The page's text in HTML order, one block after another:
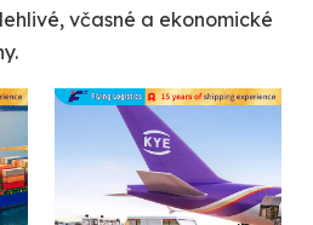
včasné a ekonomické